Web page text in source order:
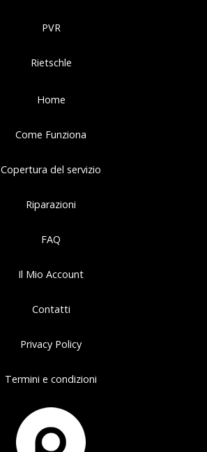
PVR
Rietschle
Home
Come Funziona
Copertura del servizio
Riparazioni
FAQ
Il Mio Account
Contatti
Privacy Policy
Termini e condizioni